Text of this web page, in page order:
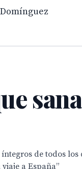
de todos
a España”